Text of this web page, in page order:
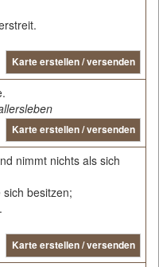
Karte erstellen / versenden
Karte erstellen / versenden
nimmt nichts als sich
besitzen;
Karte erstellen / versenden